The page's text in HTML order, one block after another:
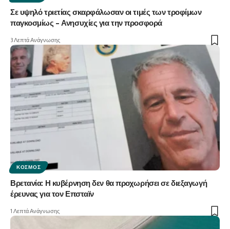
Σε υψηλό τριετίας σκαρφάλωσαν οι τιμές των τροφίμων
παγκοσμίως – Ανησυχίες για την προσφορά
3 Λεπτά Ανάγνωσης
ΚΌΣΜΟΣ
Βρετανία: Η κυβέρνηση δεν θα προχωρήσει σε διεξαγωγή
έρευνας για τον Επσταϊν
1 Λεπτά Ανάγνωσης